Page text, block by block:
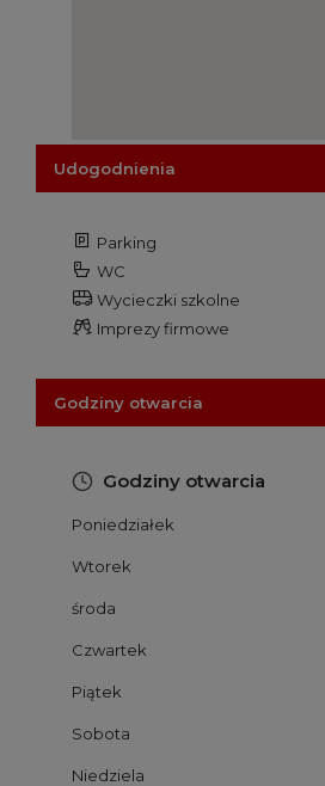
Udogodnienia
Parking
WC
Wycieczki szkolne
Imprezy firmowe
Godziny otwarcia
Godziny otwarcia
Poniedziałek
Wtorek
środa
Czwartek
Piątek
Sobota
Niedziela